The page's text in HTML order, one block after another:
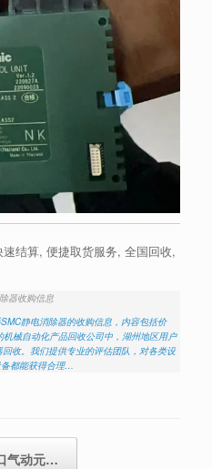
结算, 便捷取货服务, 全国回收,
器收购信息
静电消除器的收购信息，内容包括价
械自动化产品回收公司中，湖州地区用户
收。我们提供专业的评估团队，对各类设
都能获得合理…
气动元…